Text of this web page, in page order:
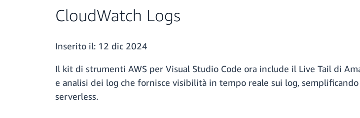
CloudWatch Logs
Inserito il: 12 dic 2024
Il kit di strumenti AWS per Visual Studio Code ora include il Live Tail di
e analisi dei log che fornisce visibilità in tempo reale sui log,
serverless.